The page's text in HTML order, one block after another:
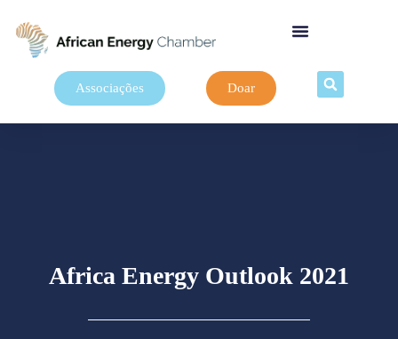
Associações Doar
Africa Energy Outlook 2021